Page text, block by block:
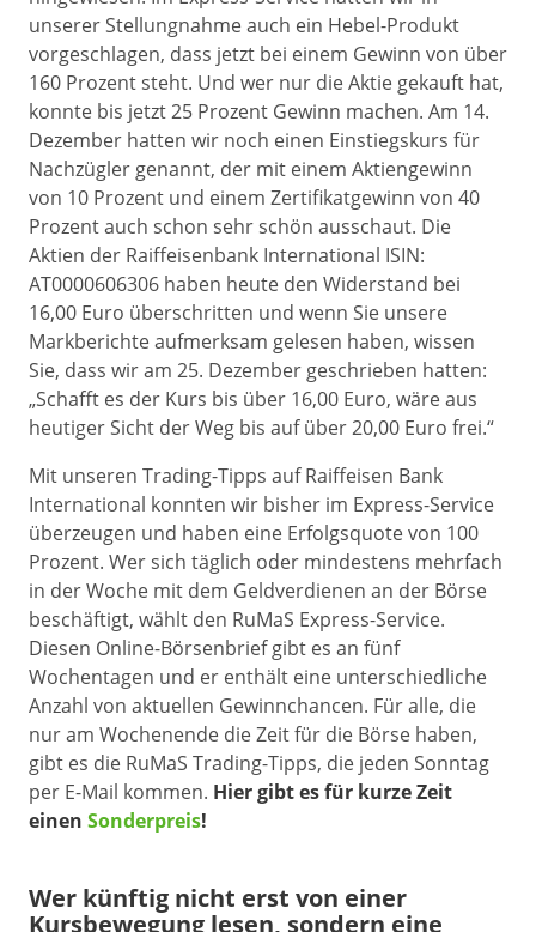
unserer Stellungnahme auch ein Hebel-Produkt
vorgeschlagen, dass jetzt bei einem Gewinn von über
160 Prozent steht. Und wer nur die Aktie gekauft hat,
konnte bis jetzt 25 Prozent Gewinn machen. Am 14.
Dezember hatten wir noch einen Einstiegskurs für
Nachzügler genannt, der mit einem Aktiengewinn
von 10 Prozent und einem Zertifikatgewinn von 40
Prozent auch schon sehr schön ausschaut. Die
Aktien der Raiffeisenbank International ISIN:
AT0000606306 haben heute den Widerstand bei
16,00 Euro überschritten und wenn Sie unsere
Markberichte aufmerksam gelesen haben, wissen
Sie, dass wir am 25. Dezember geschrieben hatten:
„Schafft es der Kurs bis über 16,00 Euro, wäre aus
heutiger Sicht der Weg bis auf über 20,00 Euro frei.“
Mit unseren Trading-Tipps auf Raiffeisen Bank
International konnten wir bisher im Express-Service
überzeugen und haben eine Erfolgsquote von 100
Prozent. Wer sich täglich oder mindestens mehrfach
in der Woche mit dem Geldverdienen an der Börse
beschäftigt, wählt den RuMaS Express-Service.
Diesen Online-Börsenbrief gibt es an fünf
Wochentagen und er enthält eine unterschiedliche
Anzahl von aktuellen Gewinnchancen. Für alle, die
nur am Wochenende die Zeit für die Börse haben,
gibt es die RuMaS Trading-Tipps, die jeden Sonntag
per E-Mail kommen. Hier gibt es für kurze Zeit
einen Sonderpreis!
Wer künftig nicht erst von einer
Kursbewegung lesen, sondern eine